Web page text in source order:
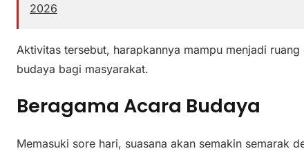
2026
Aktivitas tersebut, harapkannya mampu menjadi
budaya bagi masyarakat.
Beragama Acara Budaya
Memasuki sore hari, suasana akan semakin semarak